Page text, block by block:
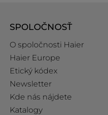
SPOLOČNOSŤ
O spoločnosti Haier
Haier Europe
Etický kódex
Newsletter
Kde nás nájdete
Katalogy